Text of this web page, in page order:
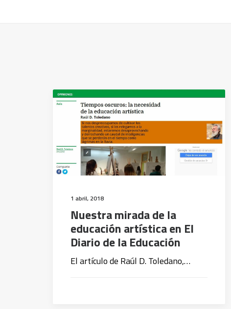
1 abril, 2018
Nuestra mirada de la
educación artística en El
Diario de la Educación
El artículo de Raúl D. Toledano,…